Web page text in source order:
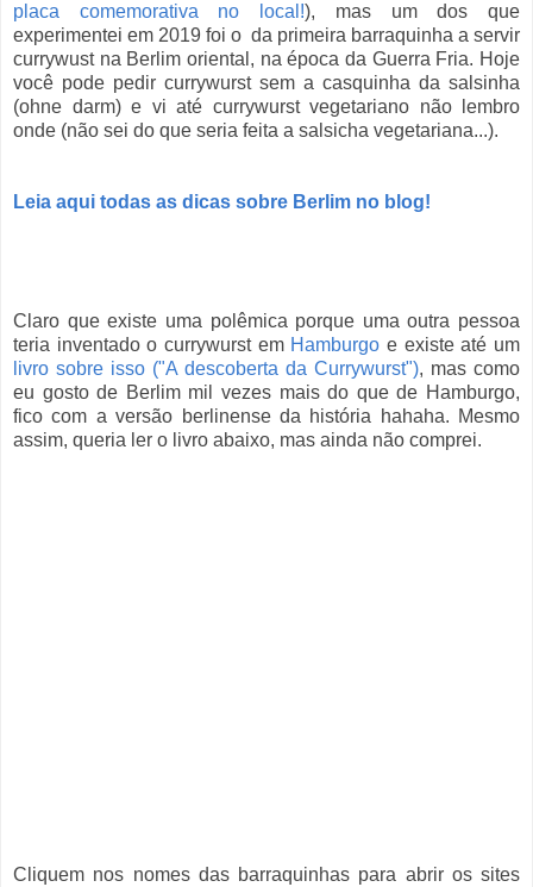
placa comemorativa no local!), mas um dos que
experimentei em 2019 foi o da primeira barraquinha a servir
currywust na Berlim oriental, na época da Guerra Fria. Hoje
você pode pedir currywurst sem a casquinha da salsinha
(ohne darm) e vi até currywurst vegetariano não lembro
onde (não sei do que seria feita a salsicha vegetariana...).
Leia aqui todas as dicas sobre Berlim no blog!
Claro que existe uma polêmica porque uma outra pessoa
teria inventado o currywurst em Hamburgoe existe até um
livro sobre isso ("A descoberta da Currywurst"), mas como
eu gosto de Berlim mil vezes mais do que de Hamburgo,
fico com a versão berlinense da história hahaha. Mesmo
assim, queria ler o livro abaixo, mas ainda não comprei.
Cliquem nos nomes das barraquinhas para abrir os sites